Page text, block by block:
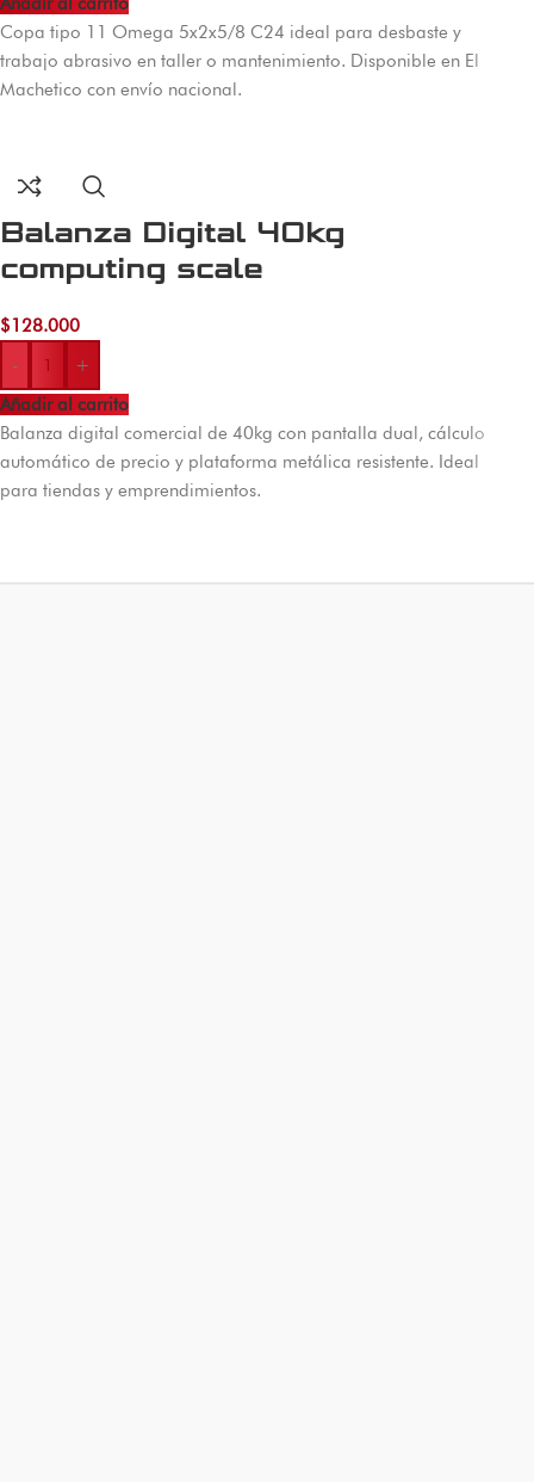
Copa tipo 11 Omega 5x2x5/8 C24 ideal para desbaste y
trabajo abrasivo en taller o mantenimiento. Disponible en El
Machetico con envío nacional.
Balanza Digital 40kg
computing scale
$128.000
-
+
Añadir al carrito
Balanza digital comercial de 40kg con pantalla dual, cálculo
automático de precio y plataforma metálica resistente. Ideal
para tiendas y emprendimientos.